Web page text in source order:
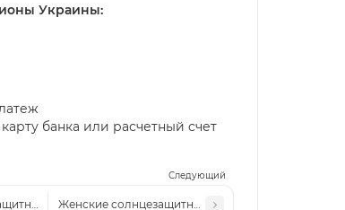
Следующий
очки VR 5543 c2
Женские солнцезащитные очки VR 8213 с7
Украины:
банка или расчетный счет